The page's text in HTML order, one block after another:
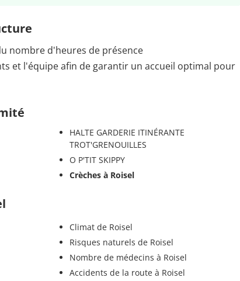
nombre d'heures de présence
et l'équipe afin de garantir un accueil optimal pour
HALTE GARDERIE ITINÉRANTE
TROT'GRENOUILLES
O P'TIT SKIPPY
Crèches à Roisel
Climat de Roisel
Risques naturels de Roisel
Nombre de médecins à Roisel
Accidents de la route à Roisel